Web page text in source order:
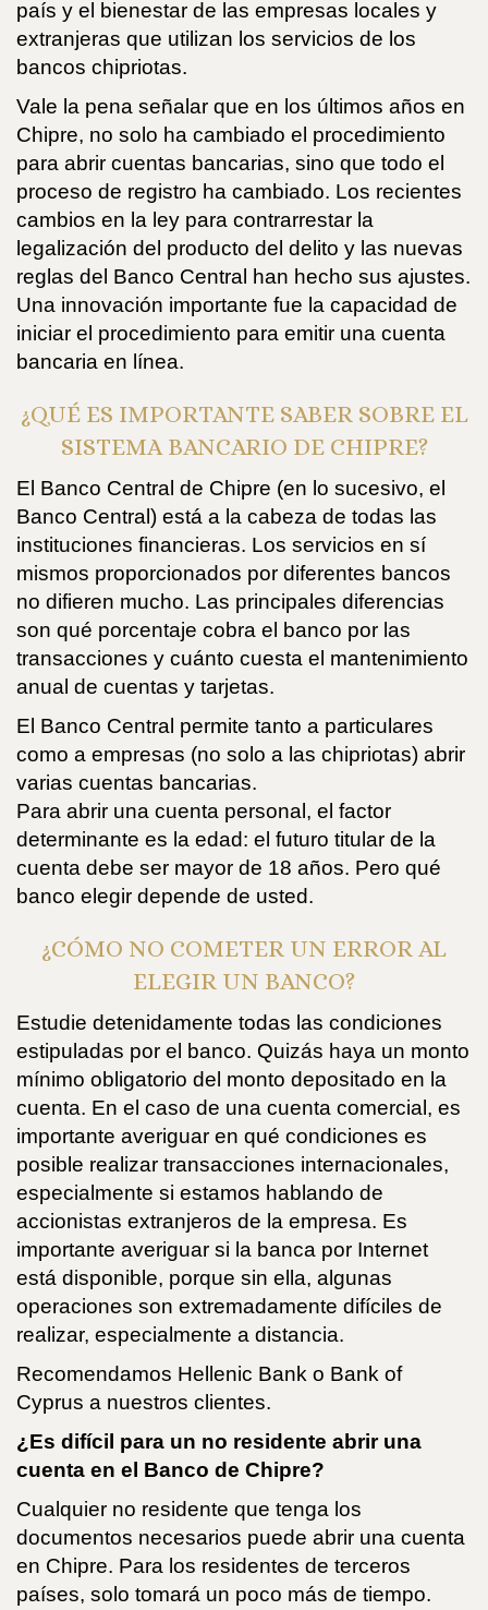
país y el bienestar de las empresas locales y
extranjeras que utilizan los servicios de los
bancos chipriotas.
Vale la pena señalar que en los últimos años en
Chipre, no solo ha cambiado el procedimiento
para abrir cuentas bancarias, sino que todo el
proceso de registro ha cambiado. Los recientes
cambios en la ley para contrarrestar la
legalización del producto del delito y las nuevas
reglas del Banco Central han hecho sus ajustes.
Una innovación importante fue la capacidad de
iniciar el procedimiento para emitir una cuenta
bancaria en línea.
¿QUÉ ES IMPORTANTE SABER SOBRE EL
SISTEMA BANCARIO DE CHIPRE?
El Banco Central de Chipre (en lo sucesivo, el
Banco Central) está a la cabeza de todas las
instituciones financieras. Los servicios en sí
mismos proporcionados por diferentes bancos
no difieren mucho. Las principales diferencias
son qué porcentaje cobra el banco por las
transacciones y cuánto cuesta el mantenimiento
anual de cuentas y tarjetas.
El Banco Central permite tanto a particulares
como a empresas (no solo a las chipriotas) abrir
varias cuentas bancarias.
Para abrir una cuenta personal, el factor
determinante es la edad: el futuro titular de la
cuenta debe ser mayor de 18 años. Pero qué
banco elegir depende de usted.
¿CÓMO NO COMETER UN ERROR AL
ELEGIR UN BANCO?
Estudie detenidamente todas las condiciones
estipuladas por el banco. Quizás haya un monto
mínimo obligatorio del monto depositado en la
cuenta. En el caso de una cuenta comercial, es
importante averiguar en qué condiciones es
posible realizar transacciones internacionales,
especialmente si estamos hablando de
accionistas extranjeros de la empresa. Es
importante averiguar si la banca por Internet
está disponible, porque sin ella, algunas
operaciones son extremadamente difíciles de
realizar, especialmente a distancia.
Recomendamos Hellenic Bank o Bank of
Cyprus a nuestros clientes.
¿Es difícil para un no residente abrir una
cuenta en el Banco de Chipre?
Cualquier no residente que tenga los
documentos necesarios puede abrir una cuenta
en Chipre. Para los residentes de terceros
países, solo tomará un poco más de tiempo.